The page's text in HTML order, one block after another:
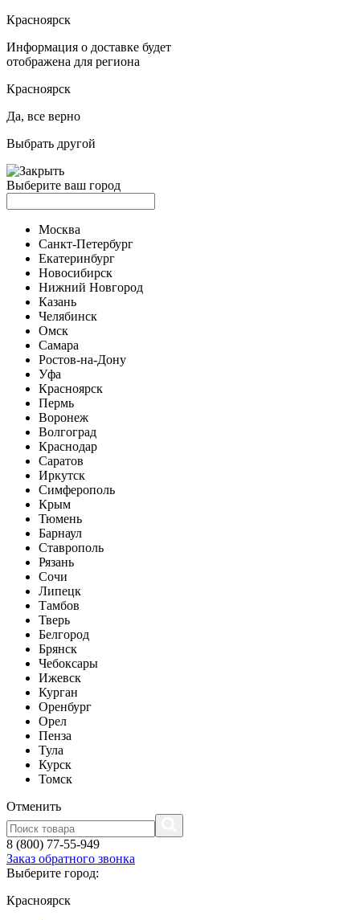
Красноярск
Информация о доставке будет
отображена для региона
Красноярск
Да, все верно
Выбрать другой
Выберите ваш город
Москва
Санкт-Петербург
Екатеринбург
Новосибирск
Нижний Новгород
Казань
Челябинск
Омск
Самара
Ростов-на-Дону
Уфа
Красноярск
Пермь
Воронеж
Волгоград
Краснодар
Саратов
Иркутск
Симферополь
Крым
Тюмень
Барнаул
Ставрополь
Рязань
Сочи
Липецк
Тамбов
Тверь
Белгород
Брянск
Чебоксары
Ижевск
Курган
Оренбург
Орел
Пенза
Тула
Курск
Томск
Отменить
8 (800) 77-55-949
Заказ обратного звонка
Выберите город:
Красноярск